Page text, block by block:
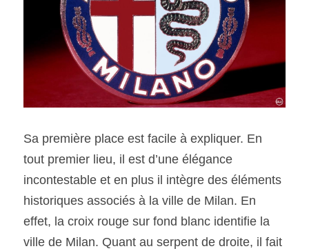
Sa première place est facile à expliquer. En
tout premier lieu, il est d’une élégance
incontestable et en plus il intègre des éléments
historiques associés à la ville de Milan. En
effet, la croix rouge sur fond blanc identifie la
ville de Milan. Quant au serpent de droite, il fait